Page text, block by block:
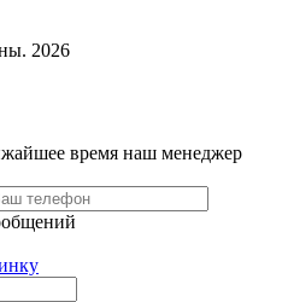
2026
время наш менеджер